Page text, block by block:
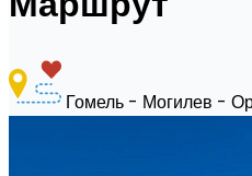
Гомель - Могилев -